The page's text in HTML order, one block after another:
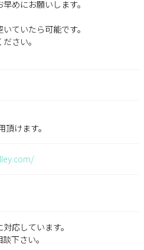
めにお願いします。
ていたら可能です。
さい。
頂けます。
応しています。
下さい。